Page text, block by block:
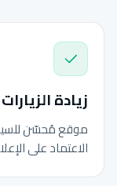
زيادة
موقع مُحسّن
الاعتماد على